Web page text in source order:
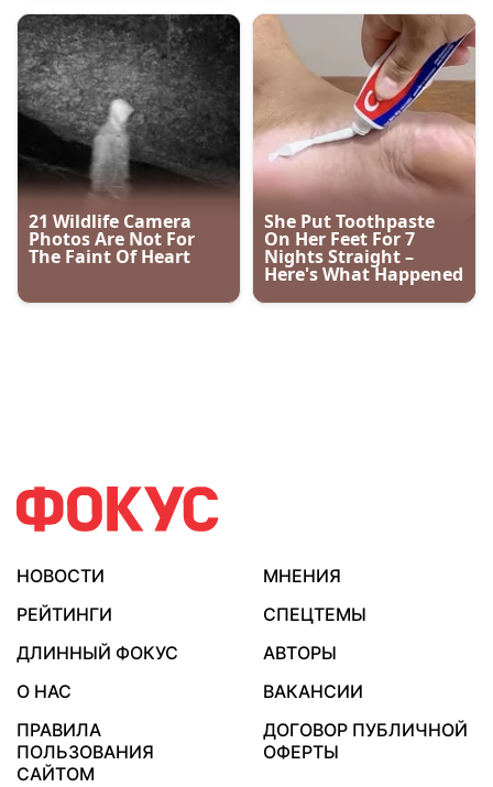
НОВОСТИ
МНЕНИЯ
РЕЙТИНГИ
СПЕЦТЕМЫ
ДЛИННЫЙ ФОКУС
АВТОРЫ
О НАС
ВАКАНСИИ
ПРАВИЛА
ПОЛЬЗОВАНИЯ
САЙТОМ
ДОГОВОР ПУБЛИЧНОЙ
ОФЕРТЫ